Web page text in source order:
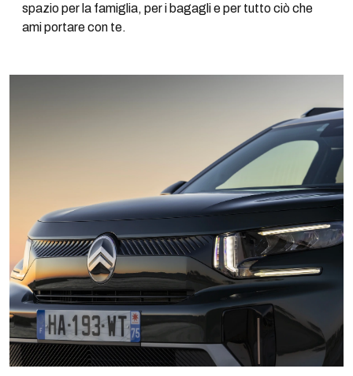
spazio per la famiglia, per i bagagli e per tutto ciò che
ami portare con te.